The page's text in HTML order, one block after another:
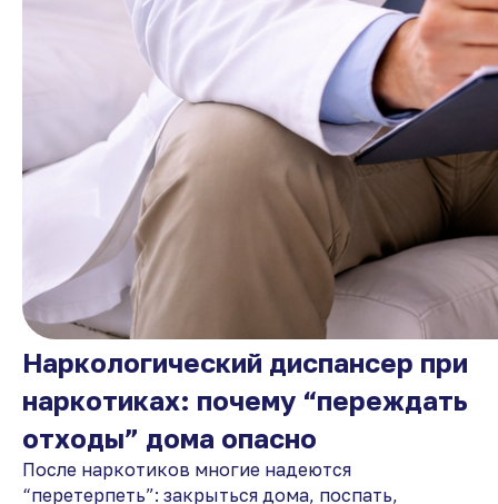
Наркологический диспансер при
наркотиках: почему “переждать
отходы” дома опасно
После наркотиков многие надеются
“перетерпеть”: закрыться дома, поспать,